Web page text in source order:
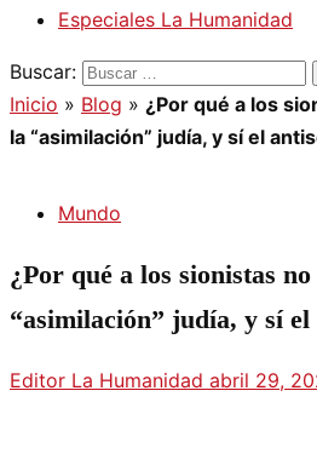
Especiales La Humanidad
Buscar:
Inicio » Blog » ¿Por qué a los
la “asimilación” judía, y sí el
Mundo
¿Por qué a los sionistas
“asimilación” judía, y sí
Editor La Humanidad abril 29,